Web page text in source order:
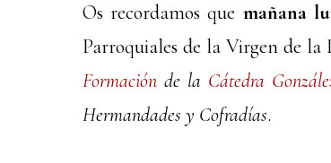
Os recordamos que mañana
Parroquiales de la Virgen de
Formación de la Cátedra
Hermandades y Cofradías.